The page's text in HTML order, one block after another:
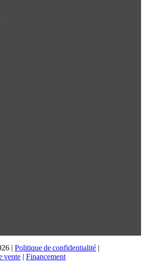
| Politique de confidentialité |
vente | Financement